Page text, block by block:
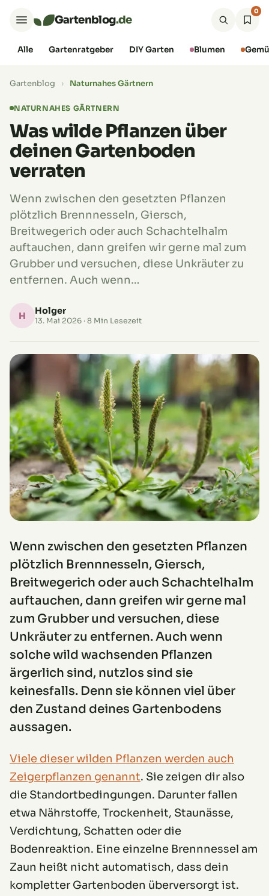
Gartenblog.de
0
Alle Gartenratgeber DIY Garten Blumen
Gartenblog › Naturnahes Gärtnern
NATURNAHES GÄRTNERN
Was wilde Pflanzen über
deinen Gartenboden
verraten
Wenn zwischen den gesetzten Pflanzen
plötzlich Brennnesseln, Giersch,
Breitwegerich oder auch Schachtelhalm
auftauchen, dann greifen wir gerne mal zum
Grubber und versuchen, diese Unkräuter zu
entfernen. Auch wenn…
H Holger
13. Mai 2026 · 8 Min Lesezeit
Wenn zwischen den gesetzten Pflanzen
plötzlich Brennnesseln, Giersch,
Breitwegerich oder auch Schachtelhalm
auftauchen, dann greifen wir gerne mal
zum Grubber und versuchen, diese
Unkräuter zu entfernen. Auch wenn
solche wild wachsenden Pflanzen
ärgerlich sind, nutzlos sind sie
keinesfalls. Denn sie können viel über
den Zustand deines Gartenbodens
aussagen.
Viele dieser wilden Pflanzen werden auch
Zeigerpflanzen genannt. Sie zeigen dir also
die Standortbedingungen. Darunter fallen
etwa Nährstoffe, Trockenheit, Staunässe,
Verdichtung, Schatten oder die
Bodenreaktion. Eine einzelne Brennnessel am
Zaun heißt nicht automatisch, dass dein
kompletter Gartenboden überversorgt ist.